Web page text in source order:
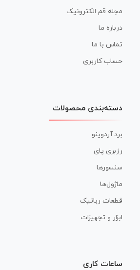
مجله قم الکترونیک
درباره ما
تماس با ما
حساب کاربری
دسته‌بندی محصولات
برد آردوینو
رزبری پای
سنسورها
ماژول‌ها
قطعات رباتیک
ابزار و تجهیزات
ساعات کاری